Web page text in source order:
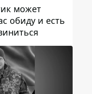
может
обиду и есть